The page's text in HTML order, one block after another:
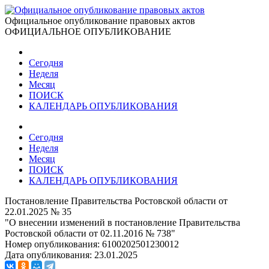
Официальное опубликование правовых актов
ОФИЦИАЛЬНОЕ ОПУБЛИКОВАНИЕ
Сегодня
Неделя
Месяц
ПОИСК
КАЛЕНДАРЬ ОПУБЛИКОВАНИЯ
Сегодня
Неделя
Месяц
ПОИСК
КАЛЕНДАРЬ ОПУБЛИКОВАНИЯ
Постановление Правительства Ростовской области от
22.01.2025 № 35
"О внесении изменений в постановление Правительства
Ростовской области от 02.11.2016 № 738"
Номер опубликования: 6100202501230012
Дата опубликования: 23.01.2025